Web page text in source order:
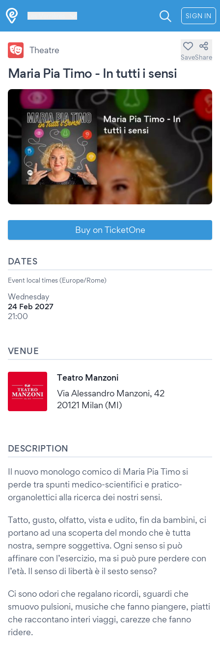
SIGN IN
Maria Pia Timo - In tutti i sensi
Theatre
SaveShare
Buy on TicketOne
DATES
Event local times (Europe/Rome)
Wednesday
24 Feb 2027
21:00
VENUE
Teatro Manzoni
Via Alessandro Manzoni, 42
20121 Milan (MI)
DESCRIPTION
Il nuovo monologo comico di Maria Pia Timo si
perde tra spunti medico-scientifici e pratico-
organolettici alla ricerca dei nostri sensi.
Tatto, gusto, olfatto, vista e udito, fin da bambini, ci
portano ad una scoperta del mondo che è tutta
nostra, sempre soggettiva. Ogni senso si può
affinare con l’esercizio, ma si può pure perdere con
l’età. Il senso di libertà è il sesto senso?
Ci sono odori che regalano ricordi, sguardi che
smuovo pulsioni, musiche che fanno piangere, piatti
che raccontano interi viaggi, carezze che fanno
ridere.